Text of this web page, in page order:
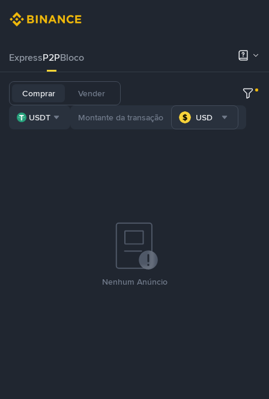
ExpressP2PBloco
Comprar Vender
USDT USD
Nenhum Anúncio